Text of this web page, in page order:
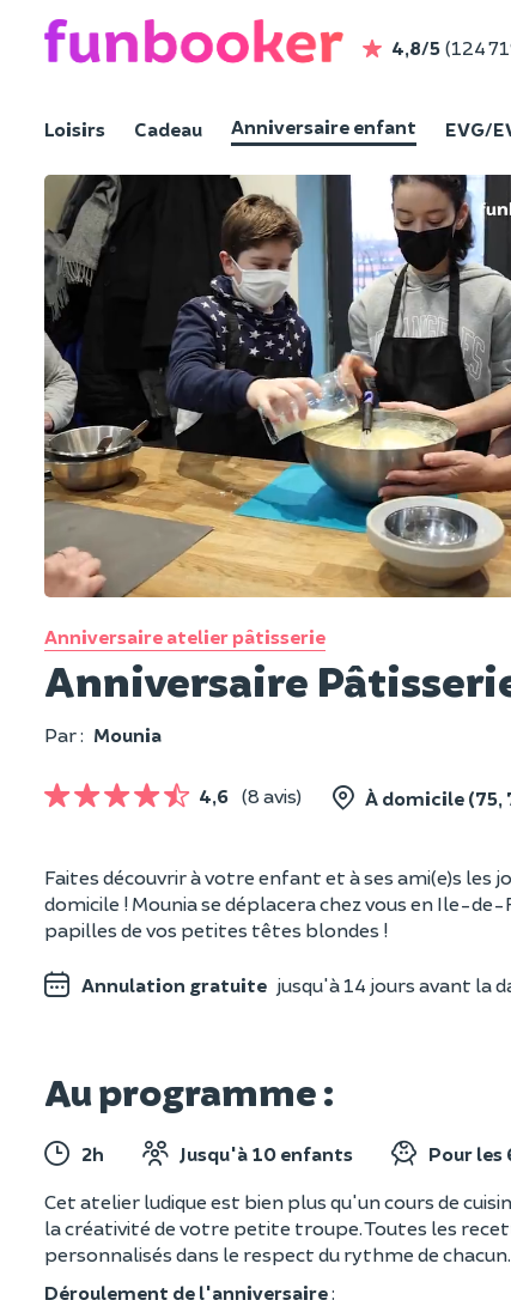
4,8/5 (124
Loisirs Cadeau Anniversaire enfant EVG/
Anniversaire atelier pâtisserie
Anniversaire
Par : Mounia
4,6 (8 avis) À domicile (75,
Faites découvrir à votre enfant et à ses ami(e)s les
domicile ! Mounia se déplacera chez vous en Ile-
papilles de vos petites têtes blondes !
Annulation gratuite jusqu'à 14 jours avant la
Au programme :
2h Jusqu'à 10 enfants Pour les
Cet atelier ludique est bien plus qu'un cours de
la créativité de votre petite troupe. Toutes les
personnalisés dans le respect du rythme de chacun.
Déroulement de l'anniversaire: